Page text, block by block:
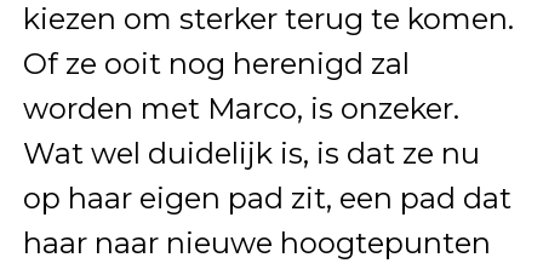
kiezen om sterker terug te komen.
Of ze ooit nog herenigd zal
worden met Marco, is onzeker.
Wat wel duidelijk is, is dat ze nu
op haar eigen pad zit, een pad dat
haar naar nieuwe hoogtepunten